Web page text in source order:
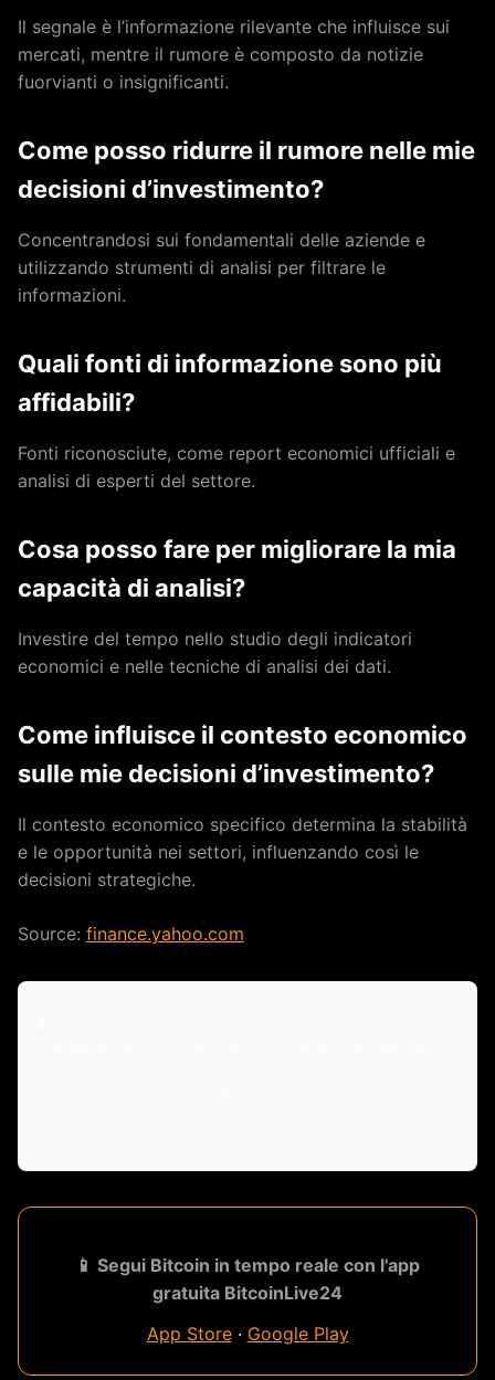
Il segnale è l’informazione rilevante che influisce sui
mercati, mentre il rumore è composto da notizie
fuorvianti o insignificanti.
Come posso ridurre il rumore nelle mie
decisioni d’investimento?
Concentrandosi sui fondamentali delle aziende e
utilizzando strumenti di analisi per filtrare le
informazioni.
Quali fonti di informazione sono più
affidabili?
Fonti riconosciute, come report economici ufficiali e
analisi di esperti del settore.
Cosa posso fare per migliorare la mia
capacità di analisi?
Investire del tempo nello studio degli indicatori
economici e nelle tecniche di analisi dei dati.
Come influisce il contesto economico
sulle mie decisioni d’investimento?
Il contesto economico specifico determina la stabilità
e le opportunità nei settori, influenzando così le
decisioni strategiche.
Source: finance.yahoo.com
📱 Segui Bitcoin in tempo reale con l'app
gratuita BitcoinLive24
App Store· Google Play